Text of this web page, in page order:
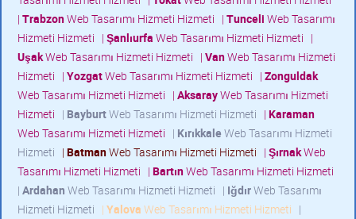
| TrabzonWeb Tasarımı Hizmeti Hizmeti | Tunceli Web Tasarımı
Hizmeti Hizmeti | Şanlıurfa Web Tasarımı Hizmeti Hizmeti |
UşakWeb Tasarımı Hizmeti Hizmeti | VanWeb Tasarımı Hizmeti
Hizmeti | YozgatWeb Tasarımı Hizmeti Hizmeti | Zonguldak
Web Tasarımı Hizmeti Hizmeti | AksarayWeb Tasarımı Hizmeti
Hizmeti | BayburtWeb Tasarımı Hizmeti Hizmeti | Karaman
Web Tasarımı Hizmeti Hizmeti | Kırıkkale Web Tasarımı Hizmeti
Hizmeti | BatmanWeb Tasarımı Hizmeti Hizmeti | ŞırnakWeb
Tasarımı Hizmeti Hizmeti | BartınWeb Tasarımı Hizmeti Hizmeti
| Ardahan Web Tasarımı Hizmeti Hizmeti | IğdırWeb Tasarımı
Hizmeti Hizmeti | Yalova Web Tasarımı Hizmeti Hizmeti |